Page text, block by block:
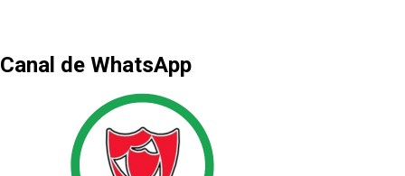
Canal de WhatsApp